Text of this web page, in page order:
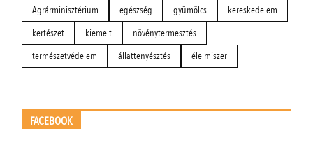
Agrárminisztérium egészség gyümölcs
kereskedelem
kertészet
kiemelt
növénytermesztés
természetvédelem
állattenyésztés élelmiszer
FACEBOOK